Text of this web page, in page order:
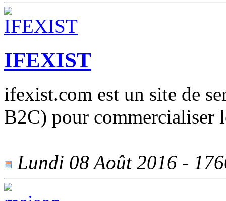
IFEXIST
ifexist.com est un site de
B2C) pour commercialiser
Lundi 08 Août 2016 -